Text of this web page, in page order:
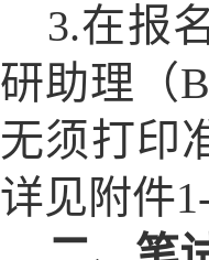
3.在报
研助理（
无须打印
详见附件1-